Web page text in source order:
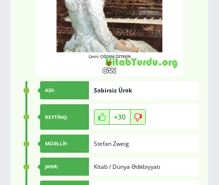
ADI: Səbirsiz Ürək
REYTİNQ: +30
MÜƏLLİF: Stefan Zweig
JANR: Kitab/Dünya Ədəbiyyatı